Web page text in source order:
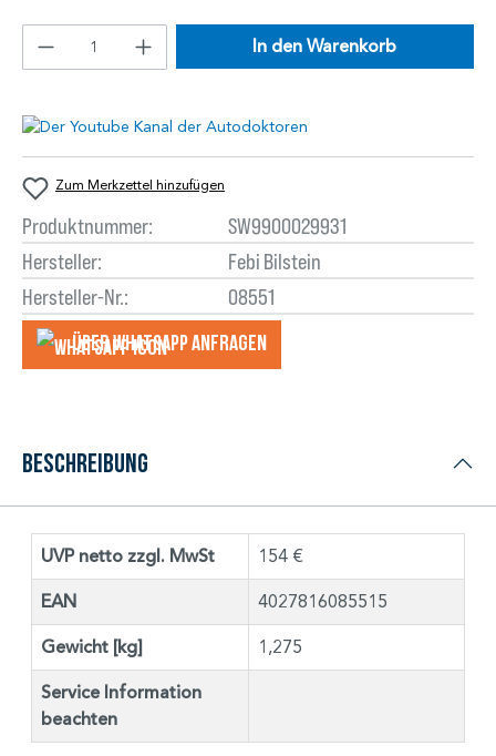
In den Warenkorb
Zum Merkzettel hinzufügen
Produktnummer:
SW9900029931
Hersteller:
Febi Bilstein
Hersteller-Nr.:
08551
Über WhatsApp anfragеn
Beschreibung
UVP netto zzgl. MwSt 154 €
EAN 4027816085515
Gewicht [kg] 1,275
Service Information
beachten